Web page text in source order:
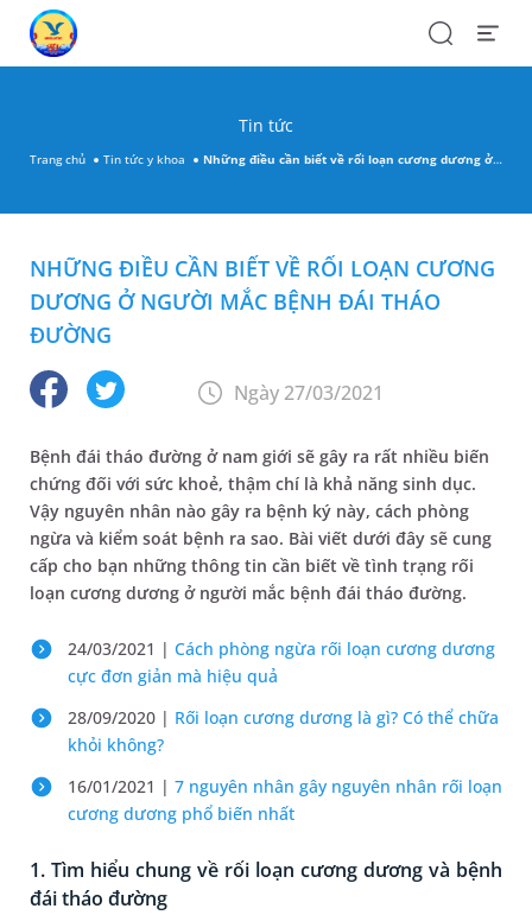
SearchOpen
Tin tức
Trang chủ Tin tức y khoa Những điều cần biết về rối loạn cương dương ở người mắc bệnh đái tháo đường
NHỮNG ĐIỀU CẦN BIẾT VỀ RỐI LOẠN CƯƠNG
DƯƠNG Ở NGƯỜI MẮC BỆNH ĐÁI THÁO
ĐƯỜNG
Ngày 27/03/2021
Bệnh đái tháo đường ở nam giới sẽ gây ra rất nhiều biến
chứng đối với sức khoẻ, thậm chí là khả năng sinh dục.
Vậy nguyên nhân nào gây ra bệnh ký này, cách phòng
ngừa và kiểm soát bệnh ra sao. Bài viết dưới đây sẽ cung
cấp cho bạn những thông tin cần biết về tình trạng rối
loạn cương dương ở người mắc bệnh đái tháo đường.
24/03/2021 | Cách phòng ngừa rối loạn cương dương
cực đơn giản mà hiệu quả
28/09/2020 | Rối loạn cương dương là gì? Có thể chữa
khỏi không?
16/01/2021 | 7 nguyên nhân gây nguyên nhân rối loạn
cương dương phổ biến nhất
1. Tìm hiểu chung về rối loạn cương dương và bệnh
đái tháo đường